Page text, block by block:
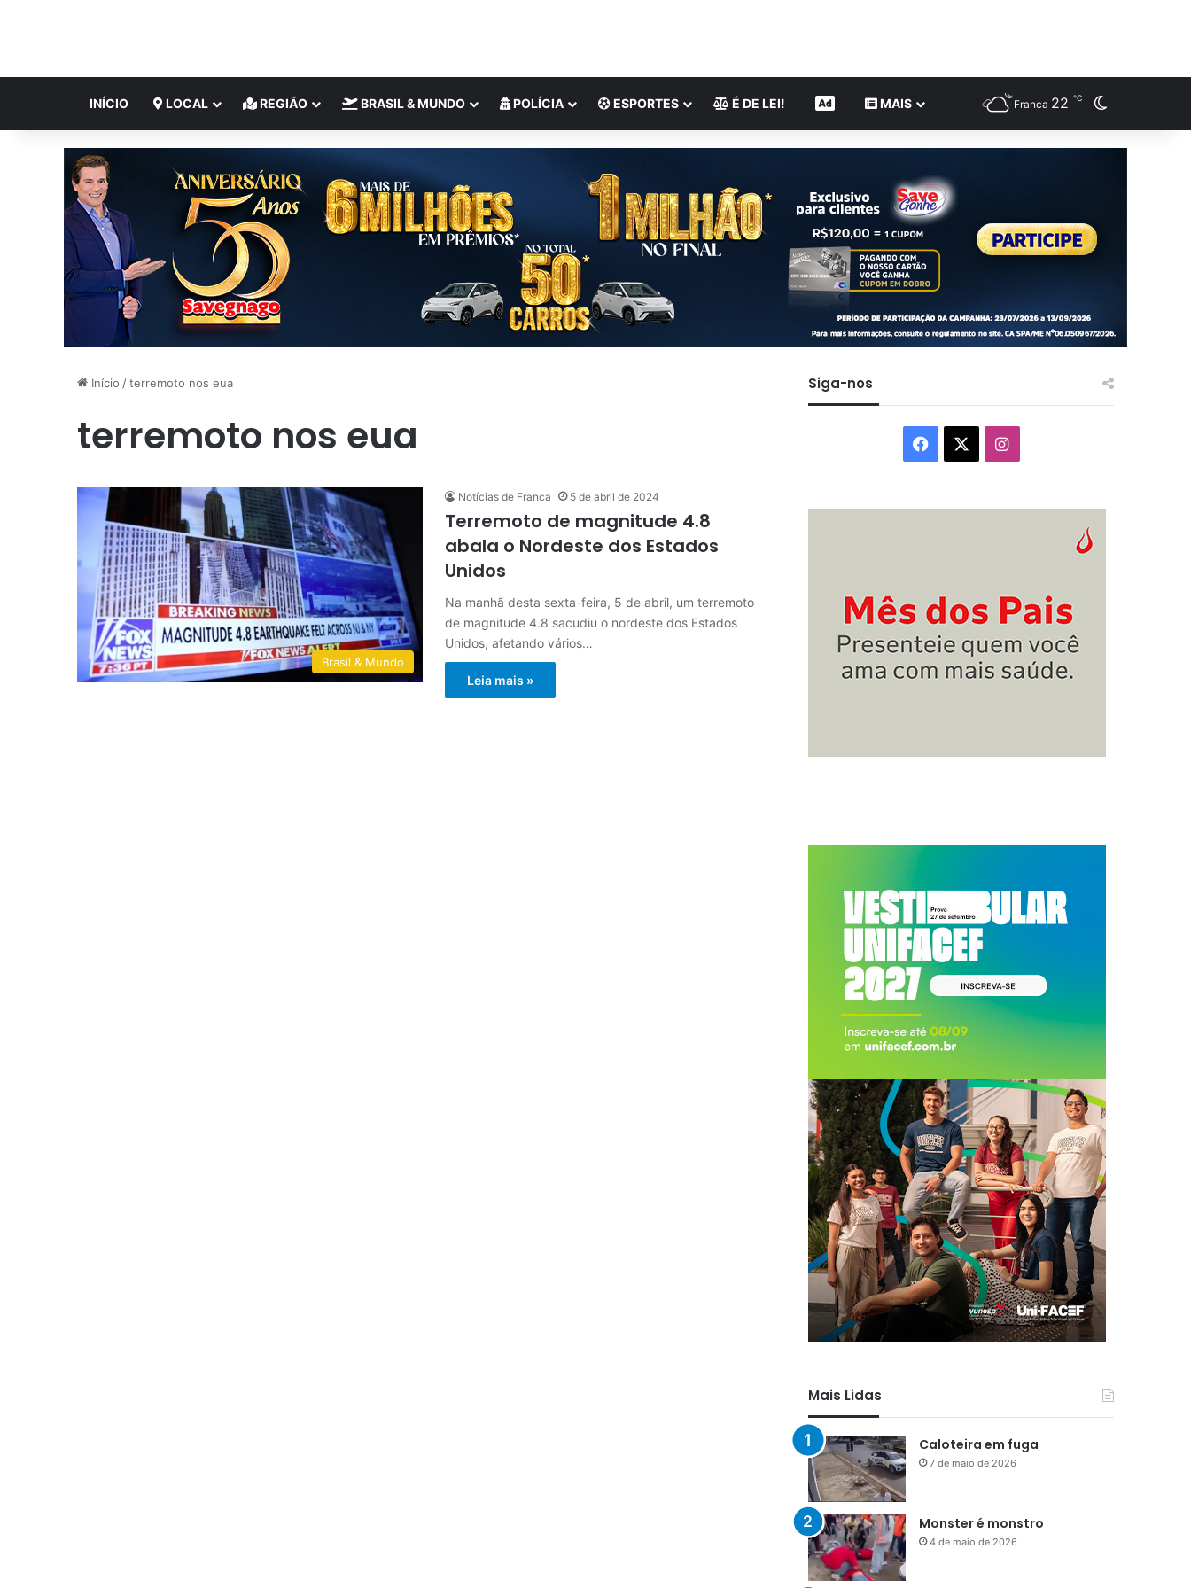
INÍCIO LOCAL REGIÃO BRASIL & MUNDO POLÍCIA ESPORTES É DE LEI! CONTEÚDO DE MARCA
MAIS Franca 22 ℃
Início /terremoto nos eua
terremoto nos eua
Brasil & Mundo
Notícias de Franca 5 de abril de 2024
Terremoto de magnitude 4.8
abala o Nordeste dos Estados
Unidos
Na manhã desta sexta-feira, 5 de abril, um terremoto
de magnitude 4.8 sacudiu o nordeste dos Estados
Unidos, afetando vários…
Leia mais »
Siga-nos
Facebook Instagram
Mais Lidas
Caloteira em fuga
7 de maio de 2026
Monster é monstro
4 de maio de 2026